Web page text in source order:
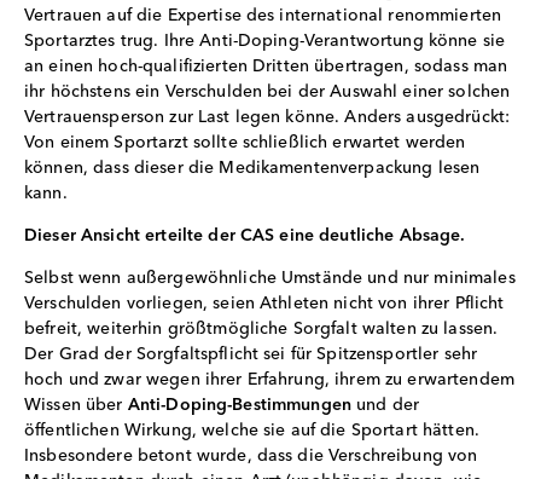
Vertrauen auf die Expertise des international renommierten
Sportarztes trug. Ihre Anti-Doping-Verantwortung könne sie
an einen hoch-qualifizierten Dritten übertragen, sodass man
ihr höchstens ein Verschulden bei der Auswahl einer solchen
Vertrauensperson zur Last legen könne. Anders ausgedrückt:
Von einem Sportarzt sollte schließlich erwartet werden
können, dass dieser die Medikamentenverpackung lesen
kann.
Dieser Ansicht erteilte der CAS eine deutliche Absage.
Selbst wenn außergewöhnliche Umstände und nur minimales
Verschulden vorliegen, seien Athleten nicht von ihrer Pflicht
befreit, weiterhin größtmögliche Sorgfalt walten zu lassen.
Der Grad der Sorgfaltspflicht sei für Spitzensportler sehr
hoch und zwar wegen ihrer Erfahrung, ihrem zu erwartendem
Wissen über Anti-Doping-Bestimmungen und der
öffentlichen Wirkung, welche sie auf die Sportart hätten.
Insbesondere betont wurde, dass die Verschreibung von